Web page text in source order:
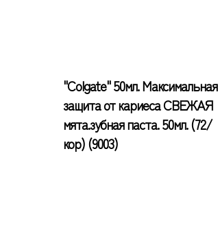
"Colgate" 50мл. Максимальная
защита от кариеса СВЕЖАЯ
мята.зубная паста. 50мл. (72/
кор) (9003)